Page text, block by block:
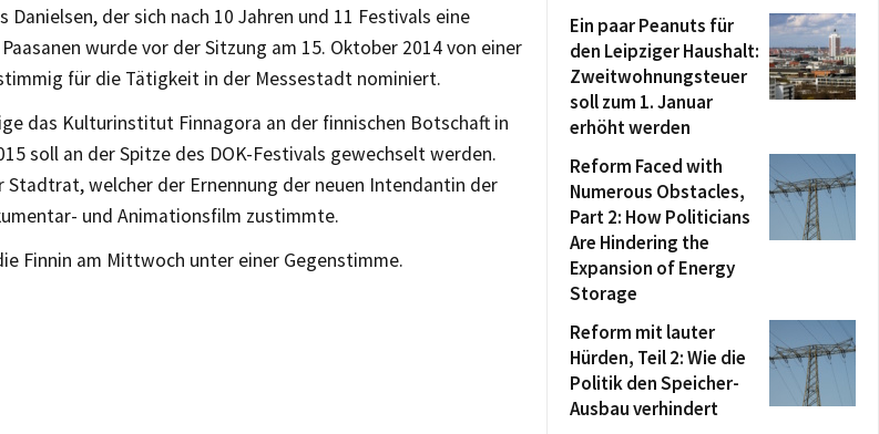
Danielsen, der sich nach 10 Jahren und 11 Festivals eine
wurde vor der Sitzung am 15. Oktober 2014 von einer
für die Tätigkeit in der Messestadt nominiert.
das Kulturinstitut Finnagora an der finnischen Botschaft in
soll an der Spitze des DOK-Festivals gewechselt werden.
welcher der Ernennung der neuen Intendantin der
und Animationsfilm zustimmte.
Finnin am Mittwoch unter einer Gegenstimme.
Ein paar Peanuts für
den Leipziger Haushalt:
Zweitwohnungsteuer
soll zum 1. Januar
erhöht werden
Reform Faced with
Numerous Obstacles,
Part 2: How Politicians
Are Hindering the
Expansion of Energy
Storage
Reform mit lauter
Hürden, Teil 2: Wie die
Politik den Speicher-
Ausbau verhindert